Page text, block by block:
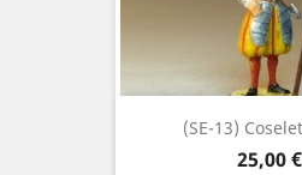
(SE-13)
Precio
25,00 €